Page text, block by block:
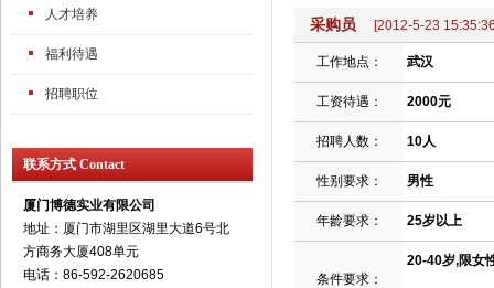
人才培养
福利待遇
招聘职位
联系方式 Contact
厦门博德实业有限公司
地址：厦门市湖里区湖里大道6号北
方商务大厦408单元
电话：86-592-2620685
采购员 [2012-5-23
工作地点： 武汉
工资待遇： 2000元
招聘人数： 10人
性别要求： 男性
年龄要求： 25岁以上
条件要求：
20-40岁,限女